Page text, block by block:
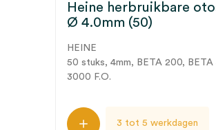
Heine herbruikbare
Ø 4.0mm (50)
HEINE
50 stuks, 4mm, BETA 200, BETA
3000 F.O.
3 tot 5 werkdagen